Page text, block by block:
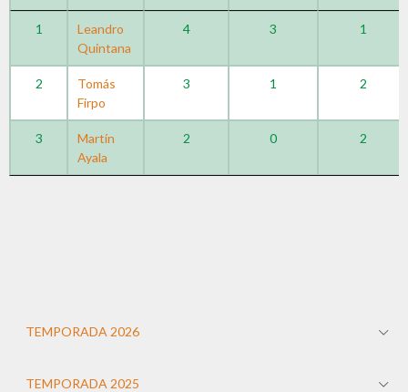
1
Leandro
Quintana
4 3 1
2
Tomás
Firpo
3 1 2
3
Martín
Ayala
2 0 2
TEMPORADA 2026
TEMPORADA 2025